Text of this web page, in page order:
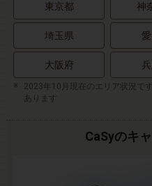
東京都 神
埼玉県
大阪府
2023年10月現在のエリア状況で
あります
CaSyのキ